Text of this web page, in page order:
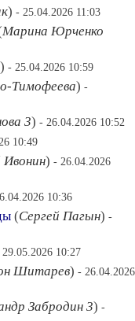
) - 25.04.2026 11:03
Марина Юрченко
) - 25.04.2026 10:59
Тимофеева) -
3) - 26.04.2026 10:52
10:49
Ивонин) - 26.04.2026
10:36
(Сергей Пагын) -
10:27
Шитарев) - 26.04.2026
Забродин 3) -